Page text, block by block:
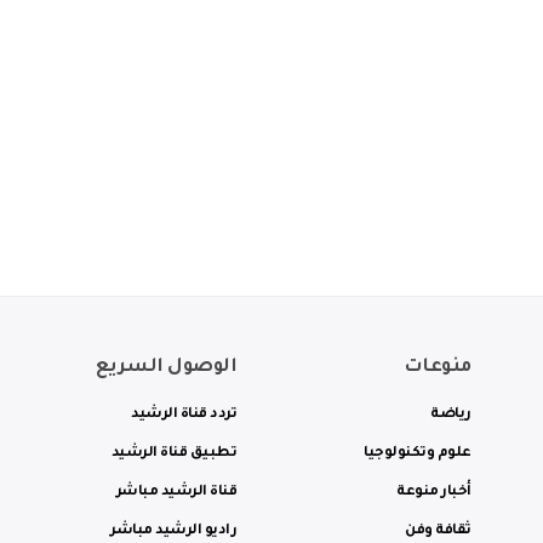
منوعات
رياضة
علوم وتكنولوجيا
أخبار منوعة
ثقافة وفن
الوصول السريع
تردد قناة الرشيد
تطبيق قناة الرشيد
قناة الرشيد مباشر
راديو الرشيد مباشر